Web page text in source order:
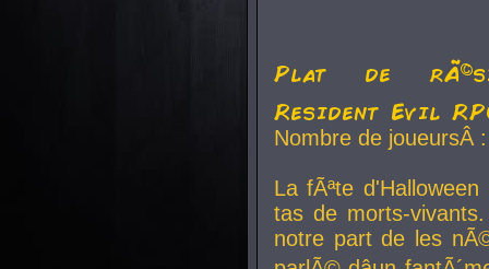
Plat de
Resident Evil
Nombre de
La fÃªte
tas de morts-
notre part de les